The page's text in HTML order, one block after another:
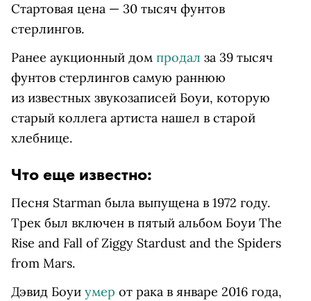
Стартовая цена — 30 тысяч фунтов
стерлингов.
Ранее аукционный дом продал за 39 тысяч
фунтов стерлингов самую раннюю
из известных звукозаписей Боуи, которую
старый коллега артиста нашел в старой
хлебнице.
Что еще известно:
Песня Starman была выпущена в 1972 году.
Трек был включен в пятый альбом Боуи The
Rise and Fall of Ziggy Stardust and the Spiders
from Mars.
Дэвид Боуи умер от рака в январе 2016 года,